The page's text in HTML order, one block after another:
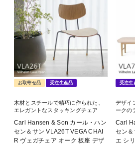
お取寄せ品 受注生産品
木材とスチールで精巧に作られた、
エレガントなスタッキングチェア
Carl Hansen & Son カール・ハン
セン＆サン VLA26T VEGA CHAI
R ヴェガチェア オーク 板座 デザ
受注生
デザイ
ークの
Carl
セン
エ シ